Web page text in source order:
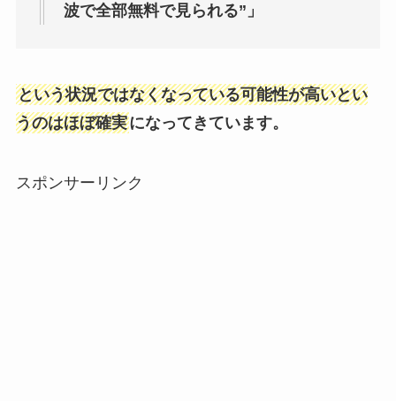
波で全部無料で見られる”」
という状況ではなくなっている可能性が高いとい
うのはほぼ確実になってきています。
スポンサーリンク